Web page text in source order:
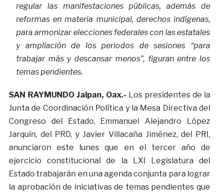
regular las manifestaciones públicas, además de
reformas en materia municipal, derechos indígenas,
para armonizar elecciones federales con las estatales
y ampliación de los periodos de sesiones “para
trabajar más y descansar menos”, figuran entre los
temas pendientes.
SAN RAYMUNDO Jalpan, Oax.- Los presidentes de la
Junta de Coordinación Política y la Mesa Directiva del
Congreso del Estado, Emmanuel Alejandro López
Jarquín, del PRD, y Javier Villacaña Jiménez, del PRI,
anunciaron este lunes que en el tercer año de
ejercicio constitucional de la LXI Legislatura del
Estado trabajarán en una agenda conjunta para lograr
la aprobación de iniciativas de temas pendientes que